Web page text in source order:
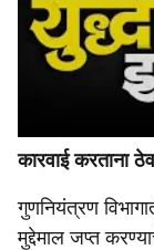
कारवाई करताना
गुणनियंत्रण
मुद्देमाल जप्त